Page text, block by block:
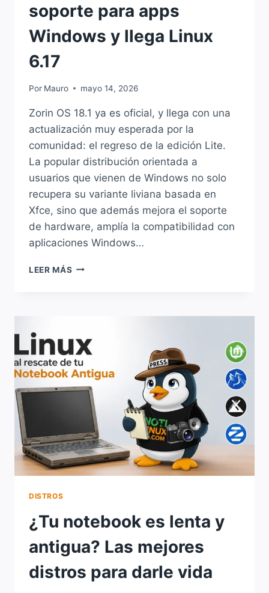
soporte para apps
Windows y llega Linux
6.17
Por Mauro mayo 14, 2026
Zorin OS 18.1 ya es oficial, y llega con una
actualización muy esperada por la
comunidad: el regreso de la edición Lite.
La popular distribución orientada a
usuarios que vienen de Windows no solo
recupera su variante liviana basada en
Xfce, sino que además mejora el soporte
de hardware, amplía la compatibilidad con
aplicaciones Windows…
LEER MÁS ZORIN
VUELVE
LA
EDICIÓN
LITE,
MEJORA
SOPORTE
PARA
APPS
WINDOWS
Y
DISTROS
¿Tu notebook es lenta y
antigua? Las mejores
distros para darle vida